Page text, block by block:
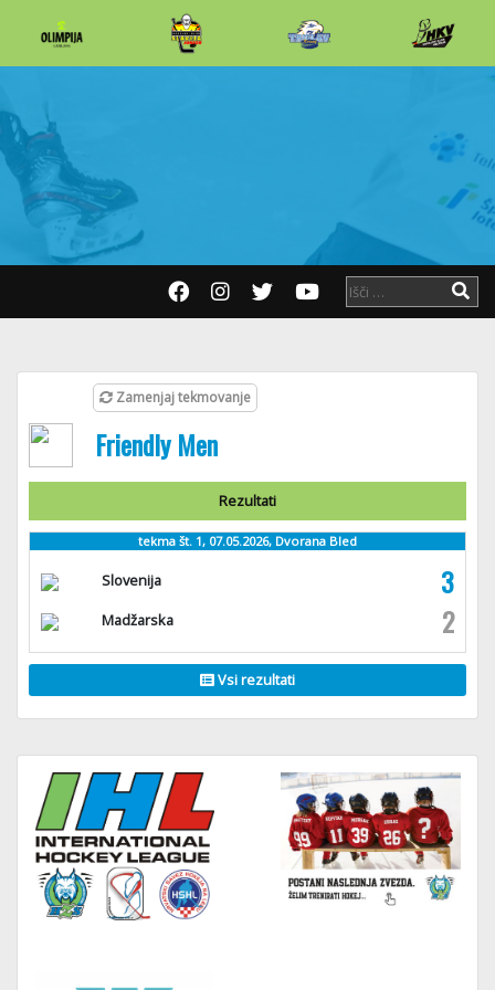
Zamenjaj tekmovanje
Friendly Men
Rezultati
tekma št. 1, 07.05.2026, Dvorana Bled
Slovenija 3
Madžarska 2
Vsi rezultati